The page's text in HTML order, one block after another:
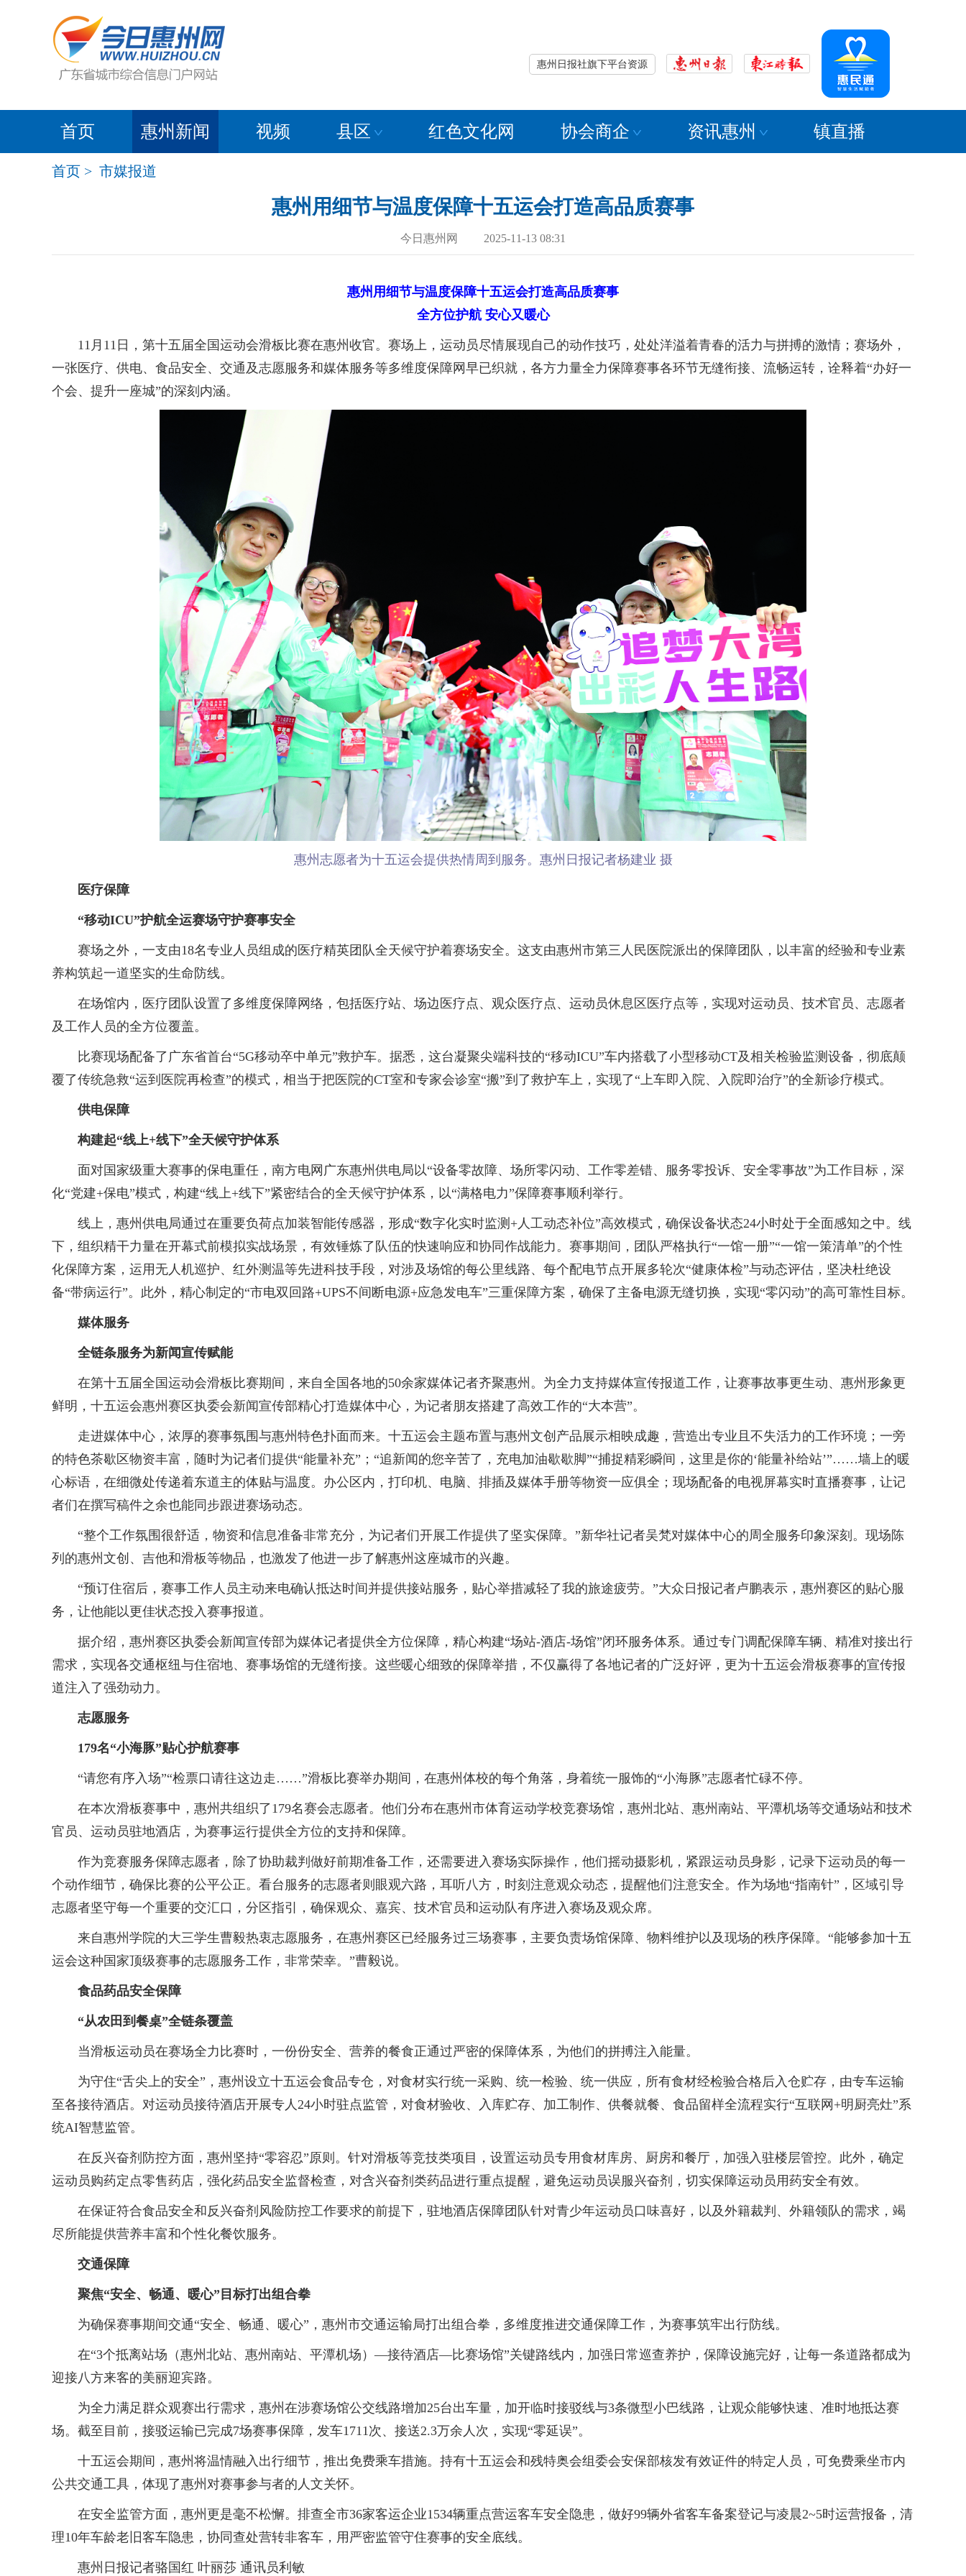
惠州日报社旗下平台资源
首页 惠州新闻 视频 县区 红色文化网 协会商企 资讯惠州 镇直播
首页 > 市媒报道
惠州用细节与温度保障十五运会打造高品质赛事
今日惠州网 2025-11-13 08:31
惠州用细节与温度保障十五运会打造高品质赛事
全方位护航 安心又暖心
11月11日，第十五届全国运动会滑板比赛在惠州收官。赛场上，运动员尽情展现自己的动作技巧，处处洋溢着青春的活力与拼搏的激情；赛场外，
一张医疗、供电、食品安全、交通及志愿服务和媒体服务等多维度保障网早已织就，各方力量全力保障赛事各环节无缝衔接、流畅运转，诠释着“办好一
个会、提升一座城”的深刻内涵。
惠州志愿者为十五运会提供热情周到服务。惠州日报记者杨建业 摄
医疗保障
“移动ICU”护航全运赛场守护赛事安全
赛场之外，一支由18名专业人员组成的医疗精英团队全天候守护着赛场安全。这支由惠州市第三人民医院派出的保障团队，以丰富的经验和专业素
养构筑起一道坚实的生命防线。
在场馆内，医疗团队设置了多维度保障网络，包括医疗站、场边医疗点、观众医疗点、运动员休息区医疗点等，实现对运动员、技术官员、志愿者
及工作人员的全方位覆盖。
比赛现场配备了广东省首台“5G移动卒中单元”救护车。据悉，这台凝聚尖端科技的“移动ICU”车内搭载了小型移动CT及相关检验监测设备，彻底颠
覆了传统急救“运到医院再检查”的模式，相当于把医院的CT室和专家会诊室“搬”到了救护车上，实现了“上车即入院、入院即治疗”的全新诊疗模式。
供电保障
构建起“线上+线下”全天候守护体系
面对国家级重大赛事的保电重任，南方电网广东惠州供电局以“设备零故障、场所零闪动、工作零差错、服务零投诉、安全零事故”为工作目标，深
化“党建+保电”模式，构建“线上+线下”紧密结合的全天候守护体系，以“满格电力”保障赛事顺利举行。
线上，惠州供电局通过在重要负荷点加装智能传感器，形成“数字化实时监测+人工动态补位”高效模式，确保设备状态24小时处于全面感知之中。线
下，组织精干力量在开幕式前模拟实战场景，有效锤炼了队伍的快速响应和协同作战能力。赛事期间，团队严格执行“一馆一册”“一馆一策清单”的个性
化保障方案，运用无人机巡护、红外测温等先进科技手段，对涉及场馆的每公里线路、每个配电节点开展多轮次“健康体检”与动态评估，坚决杜绝设
备“带病运行”。此外，精心制定的“市电双回路+UPS不间断电源+应急发电车”三重保障方案，确保了主备电源无缝切换，实现“零闪动”的高可靠性目标。
媒体服务
全链条服务为新闻宣传赋能
在第十五届全国运动会滑板比赛期间，来自全国各地的50余家媒体记者齐聚惠州。为全力支持媒体宣传报道工作，让赛事故事更生动、惠州形象更
鲜明，十五运会惠州赛区执委会新闻宣传部精心打造媒体中心，为记者朋友搭建了高效工作的“大本营”。
走进媒体中心，浓厚的赛事氛围与惠州特色扑面而来。十五运会主题布置与惠州文创产品展示相映成趣，营造出专业且不失活力的工作环境；一旁
的特色茶歇区物资丰富，随时为记者们提供“能量补充”；“追新闻的您辛苦了，充电加油歇歇脚”“捕捉精彩瞬间，这里是你的‘能量补给站’”……墙上的暖
心标语，在细微处传递着东道主的体贴与温度。办公区内，打印机、电脑、排插及媒体手册等物资一应俱全；现场配备的电视屏幕实时直播赛事，让记
者们在撰写稿件之余也能同步跟进赛场动态。
“整个工作氛围很舒适，物资和信息准备非常充分，为记者们开展工作提供了坚实保障。”新华社记者吴梵对媒体中心的周全服务印象深刻。现场陈
列的惠州文创、吉他和滑板等物品，也激发了他进一步了解惠州这座城市的兴趣。
“预订住宿后，赛事工作人员主动来电确认抵达时间并提供接站服务，贴心举措减轻了我的旅途疲劳。”大众日报记者卢鹏表示，惠州赛区的贴心服
务，让他能以更佳状态投入赛事报道。
据介绍，惠州赛区执委会新闻宣传部为媒体记者提供全方位保障，精心构建“场站-酒店-场馆”闭环服务体系。通过专门调配保障车辆、精准对接出行
需求，实现各交通枢纽与住宿地、赛事场馆的无缝衔接。这些暖心细致的保障举措，不仅赢得了各地记者的广泛好评，更为十五运会滑板赛事的宣传报
道注入了强劲动力。
志愿服务
179名“小海豚”贴心护航赛事
“请您有序入场”“检票口请往这边走……”滑板比赛举办期间，在惠州体校的每个角落，身着统一服饰的“小海豚”志愿者忙碌不停。
在本次滑板赛事中，惠州共组织了179名赛会志愿者。他们分布在惠州市体育运动学校竞赛场馆，惠州北站、惠州南站、平潭机场等交通场站和技术
官员、运动员驻地酒店，为赛事运行提供全方位的支持和保障。
作为竞赛服务保障志愿者，除了协助裁判做好前期准备工作，还需要进入赛场实际操作，他们摇动摄影机，紧跟运动员身影，记录下运动员的每一
个动作细节，确保比赛的公平公正。看台服务的志愿者则眼观六路，耳听八方，时刻注意观众动态，提醒他们注意安全。作为场地“指南针”，区域引导
志愿者坚守每一个重要的交汇口，分区指引，确保观众、嘉宾、技术官员和运动队有序进入赛场及观众席。
来自惠州学院的大三学生曹毅热衷志愿服务，在惠州赛区已经服务过三场赛事，主要负责场馆保障、物料维护以及现场的秩序保障。“能够参加十五
运会这种国家顶级赛事的志愿服务工作，非常荣幸。”曹毅说。
食品药品安全保障
“从农田到餐桌”全链条覆盖
当滑板运动员在赛场全力比赛时，一份份安全、营养的餐食正通过严密的保障体系，为他们的拼搏注入能量。
为守住“舌尖上的安全”，惠州设立十五运会食品专仓，对食材实行统一采购、统一检验、统一供应，所有食材经检验合格后入仓贮存，由专车运输
至各接待酒店。对运动员接待酒店开展专人24小时驻点监管，对食材验收、入库贮存、加工制作、供餐就餐、食品留样全流程实行“互联网+明厨亮灶”系
统AI智慧监管。
在反兴奋剂防控方面，惠州坚持“零容忍”原则。针对滑板等竞技类项目，设置运动员专用食材库房、厨房和餐厅，加强入驻楼层管控。此外，确定
运动员购药定点零售药店，强化药品安全监督检查，对含兴奋剂类药品进行重点提醒，避免运动员误服兴奋剂，切实保障运动员用药安全有效。
在保证符合食品安全和反兴奋剂风险防控工作要求的前提下，驻地酒店保障团队针对青少年运动员口味喜好，以及外籍裁判、外籍领队的需求，竭
尽所能提供营养丰富和个性化餐饮服务。
交通保障
聚焦“安全、畅通、暖心”目标打出组合拳
为确保赛事期间交通“安全、畅通、暖心”，惠州市交通运输局打出组合拳，多维度推进交通保障工作，为赛事筑牢出行防线。
在“3个抵离站场（惠州北站、惠州南站、平潭机场）—接待酒店—比赛场馆”关键路线内，加强日常巡查养护，保障设施完好，让每一条道路都成为
迎接八方来客的美丽迎宾路。
为全力满足群众观赛出行需求，惠州在涉赛场馆公交线路增加25台出车量，加开临时接驳线与3条微型小巴线路，让观众能够快速、准时地抵达赛
场。截至目前，接驳运输已完成7场赛事保障，发车1711次、接送2.3万余人次，实现“零延误”。
十五运会期间，惠州将温情融入出行细节，推出免费乘车措施。持有十五运会和残特奥会组委会安保部核发有效证件的特定人员，可免费乘坐市内
公共交通工具，体现了惠州对赛事参与者的人文关怀。
在安全监管方面，惠州更是毫不松懈。排查全市36家客运企业1534辆重点营运客车安全隐患，做好99辆外省客车备案登记与凌晨2~5时运营报备，清
理10年车龄老旧客车隐患，协同查处营转非客车，用严密监管守住赛事的安全底线。
惠州日报记者骆国红 叶丽莎 通讯员利敏